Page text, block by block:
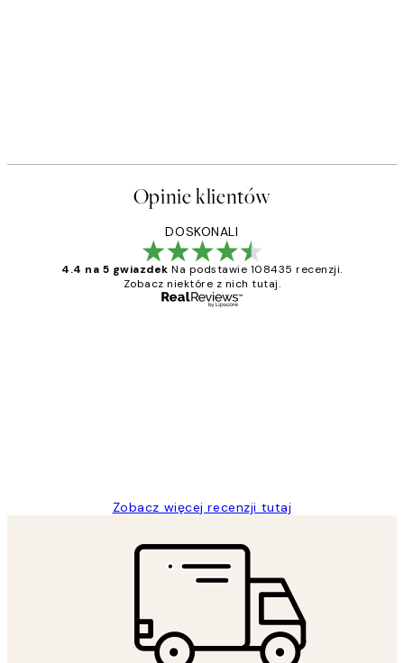
Opinie klientów
DOSKONALI
4.4 na 5 gwiazdek Na podstawie 108435 recenzji.
Zobacz niektóre z nich tutaj.
Zobacz więcej recenzji tutaj